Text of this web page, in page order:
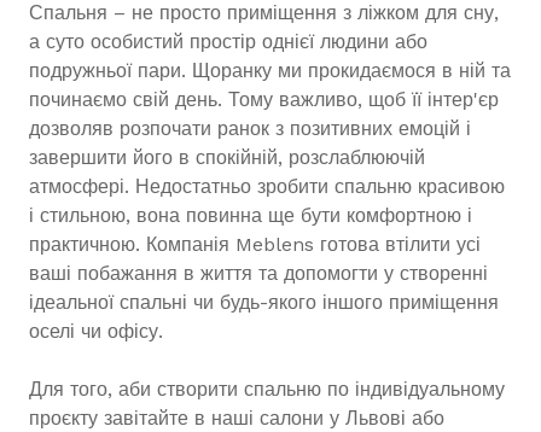
Спальня – не просто приміщення з ліжком для сну,
а суто особистий простір однієї людини або
подружньої пари. Щоранку ми прокидаємося в ній та
починаємо свій день. Тому важливо, щоб її інтер'єр
дозволяв розпочати ранок з позитивних емоцій і
завершити його в спокійній, розслаблюючій
атмосфері. Недостатньо зробити спальню красивою
і стильною, вона повинна ще бути комфортною і
практичною. Компанія Meblens готова втілити усі
ваші побажання в життя та допомогти у створенні
ідеальної спальні чи будь-якого іншого приміщення
оселі чи офісу.
Для того, аби створити спальню по індивідуальному
проєкту завітайте в наші салони у Львові або